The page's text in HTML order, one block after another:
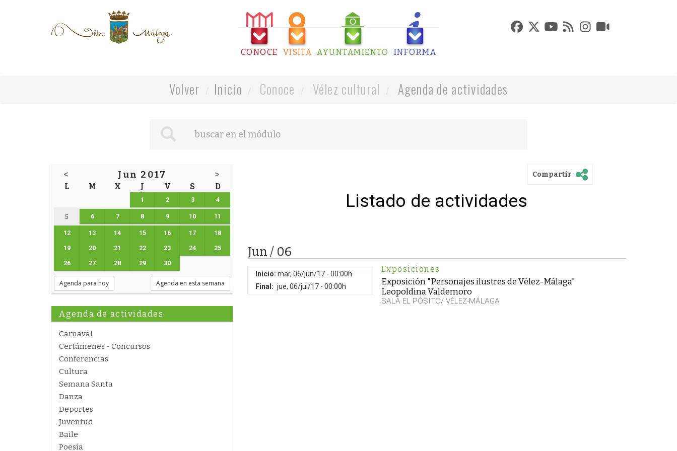
CONOCE VISITA AYUNTAMIENTO INFORMA
Volver Inicio Conoce Vélez cultural Agenda de actividades
< Jun 2017 >
L M X J V S D
1 2 3 4
5 6 7 8 9 10 11
12 13 14 15 16 17 18
19 20 21 22 23 24 25
26 27 28 29 30
Agenda para hoy Agenda en esta semana
Agenda de actividades
Carnaval
Certámenes - Concursos
Conferencias
Cultura
Semana Santa
Danza
Deportes
Juventud
Baile
Poesía
Compartir
Listado de actividades
Jun / 06
Inicio: mar, 06/jun/17 - 00:00h
Final: jue, 06/jul/17 - 00:00h
Exposiciones
Exposición "Personajes ilustres de Vélez-Málaga"
Leopoldina Valdemoro
SALA EL PÓSITO/ VÉLEZ-MÁLAGA